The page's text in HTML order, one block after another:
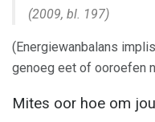
(2009, bl. 197)
(Energiewanbalans
genoeg eet of ooroefen
Mites oor hoe om